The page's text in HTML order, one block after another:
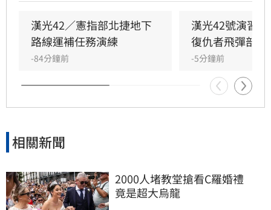
援，在風雨中迅速抵達戰術位置，展現高機動性
與精準遠程打擊力。
漢光42／憲指部北捷地下
路線運補任務演練
-84分鐘前
漢光42號演習
復仇者飛彈部隊
-5分鐘前
相關新聞
2000人堵教堂搶看C羅婚禮
竟是超大烏龍